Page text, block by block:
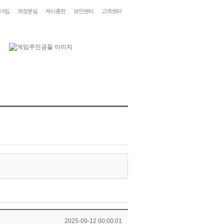
입 계정분실 캐시충전 보안센터 고객센터
2025-09-12 00:00:01